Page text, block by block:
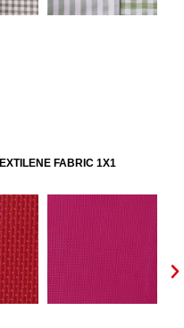
FABRIC 1X1